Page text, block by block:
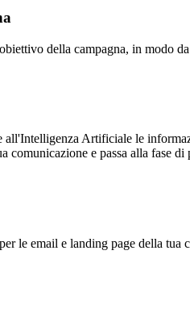
della campagna, in modo
all'Intelligenza Artificiale le
comunicazione e passa alla fase di
le email e landing page della